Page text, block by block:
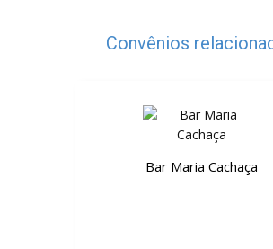
Convênios
Bar Maria Cachaça